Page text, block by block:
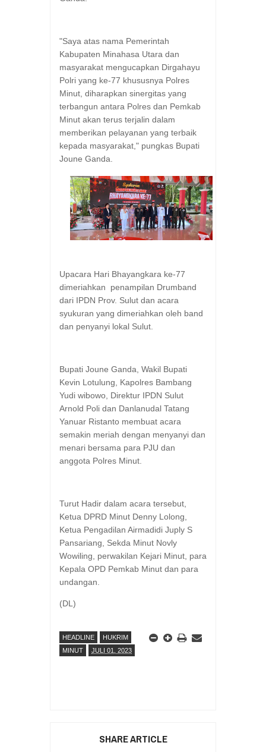
"Saya atas nama Pemerintah
Kabupaten Minahasa Utara dan
masyarakat mengucapkan Dirgahayu
Polri yang ke-77 khususnya Polres
Minut, diharapkan sinergitas yang
terbangun antara Polres dan Pemkab
Minut akan terus terjalin dalam
memberikan pelayanan yang terbaik
kepada masyarakat," pungkas Bupati
Joune Ganda.
Upacara Hari Bhayangkara ke-77
dimeriahkan penampilan Drumband
dari IPDN Prov. Sulut dan acara
syukuran yang dimeriahkan oleh band
dan penyanyi lokal Sulut.
Bupati Joune Ganda, Wakil Bupati
Kevin Lotulung, Kapolres Bambang
Yudi wibowo, Direktur IPDN Sulut
Arnold Poli dan Danlanudal Tatang
Yanuar Ristanto membuat acara
semakin meriah dengan menyanyi dan
menari bersama para PJU dan
anggota Polres Minut.
Turut Hadir dalam acara tersebut,
Ketua DPRD Minut Denny Lolong,
Ketua Pengadilan Airmadidi Juply S
Pansariang, Sekda Minut Novly
Wowiling, perwakilan Kejari Minut, para
Kepala OPD Pemkab Minut dan para
undangan.
(DL)
HEADLINE
HUKRIM
MINUT
JULI 01, 2023
SHARE ARTICLE